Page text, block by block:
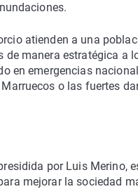
atienden a una
de manera estratégica a
en emergencias
o las fuertes
por Luis Merino,
mejorar la sociedad